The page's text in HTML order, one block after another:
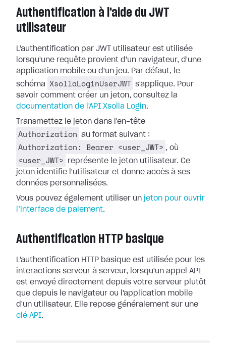
Authentification à l'aide du JWT
utilisateur
L'authentification par JWT utilisateur est utilisée
lorsqu'une requête provient d'un navigateur, d'une
application mobile ou d'un jeu. Par défaut, le
schéma
XsollaLoginUserJWT s'applique. Pour
savoir comment créer un jeton, consultez la
documentation de l'API Xsolla Login.
Transmettez le jeton dans l'en-tête
Authorization au format suivant :
Authorization: Bearer <user_JWT> , où
<user_JWT>
représente le jeton utilisateur. Ce
jeton identifie l'utilisateur et donne accès à ses
données personnalisées.
Vous pouvez également utiliser un jeton pour ouvrir
l’interface de paiement.
Authentification HTTP basique
L'authentification HTTP basique est utilisée pour les
interactions serveur à serveur, lorsqu'un appel API
est envoyé directement depuis votre serveur plutôt
que depuis le navigateur ou l'application mobile
d'un utilisateur. Elle repose généralement sur une
clé API.